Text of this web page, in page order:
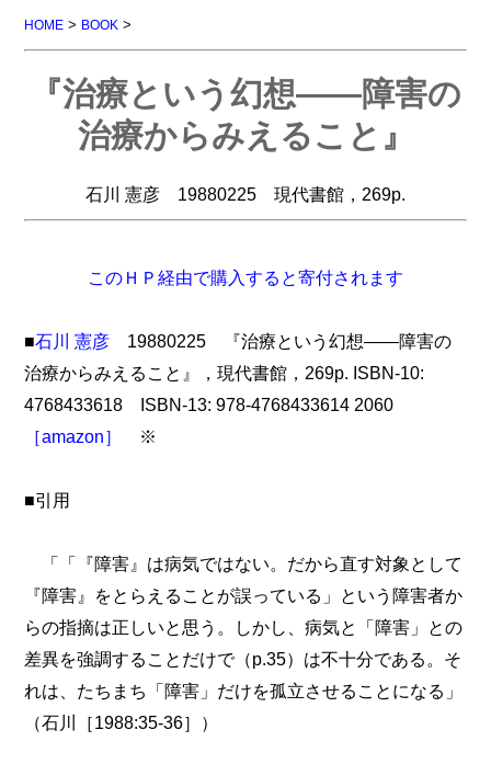
HOME > BOOK >
『治療という幻想――障害の
治療からみえること』
石川 憲彦 19880225 現代書館，269p.
このＨＰ経由で購入すると寄付されます
■石川 憲彦 19880225 『治療という幻想――障害の
治療からみえること』，現代書館，269p. ISBN-10:
4768433618 ISBN-13: 978-4768433614 2060
［amazon］
※
■引用
「「『障害』は病気ではない。だから直す対象として
『障害』をとらえることが誤っている」という障害者か
らの指摘は正しいと思う。しかし、病気と「障害」との
差異を強調することだけで（p.35）は不十分である。そ
れは、たちまち「障害」だけを孤立させることになる」
（石川［1988:35-36］）